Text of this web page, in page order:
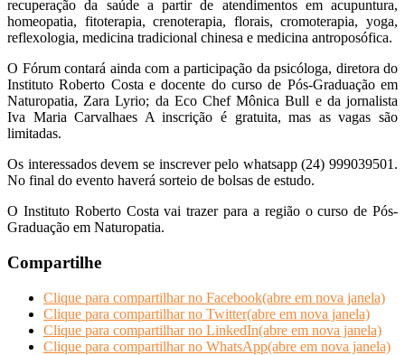
recuperação da saúde a partir de atendimentos em acupuntura,
homeopatia, fitoterapia, crenoterapia, florais, cromoterapia, yoga,
reflexologia, medicina tradicional chinesa e medicina antroposófica.
O Fórum contará ainda com a participação da psicóloga, diretora do
Instituto Roberto Costa e docente do curso de Pós-Graduação em
Naturopatia, Zara Lyrio; da Eco Chef Mônica Bull e da jornalista
Iva Maria Carvalhaes A inscrição é gratuita, mas as vagas são
limitadas.
Os interessados devem se inscrever pelo whatsapp (24) 999039501.
No final do evento haverá sorteio de bolsas de estudo.
O Instituto Roberto Costa vai trazer para a região o curso de Pós-
Graduação em Naturopatia.
Compartilhe
Clique para compartilhar no Facebook(abre em nova janela)
Clique para compartilhar no Twitter(abre em nova janela)
Clique para compartilhar no LinkedIn(abre em nova janela)
Clique para compartilhar no WhatsApp(abre em nova janela)